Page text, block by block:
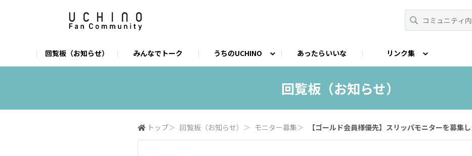
回覧板（お知らせ） みんなでトーク うちのUCHINO あったらいいな リンク集
回覧板（お知らせ）
トップ＞ 回覧板（お知らせ） ＞ モニター募集＞ 【ゴールド会員様優先】スリッパモニターを募集し